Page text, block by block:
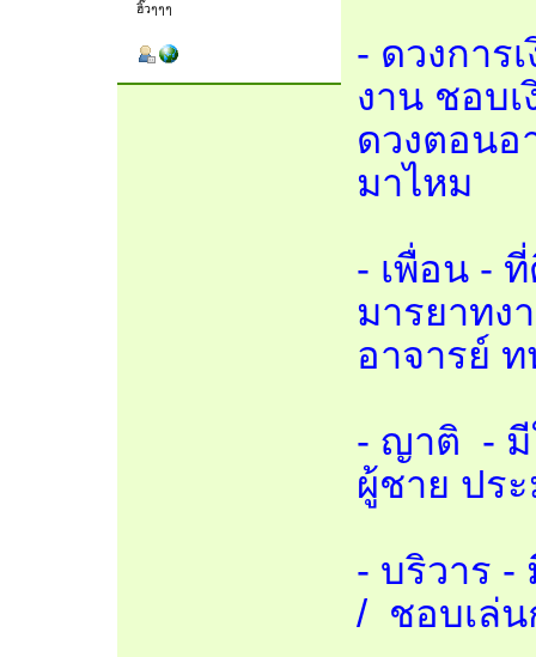
ฮิ๊วๆๆๆ
- ดวงการ
งาน ชอบ
ดวงตอนอ
มาไหม
- เพื่อน -
มารยาทง
อาจารย์
- ญาติ - มี
ผู้ชาย ปร
- บริวาร -
/ ชอบเล่น